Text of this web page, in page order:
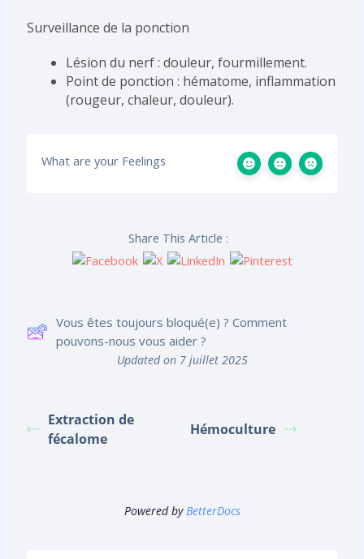
Surveillance de la ponction
Lésion du nerf : douleur, fourmillement.
Point de ponction : hématome, inflammation
(rougeur, chaleur, douleur).
What are your Feelings
Share This Article :
Vous êtes toujours bloqué(e) ? Comment
pouvons-nous vous aider ?
Updated on 7 juillet 2025
Extraction de
fécalome
Hémoculture
Powered by BetterDocs